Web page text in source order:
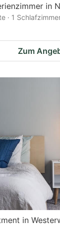
in
· 1
Zum
in